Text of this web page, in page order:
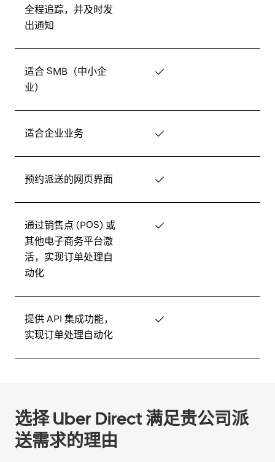
全程追踪，并及时发
出通知
适合 SMB（中小企
业）
✓
适合企业业务 ✓
预约派送的网页界面 ✓
通过销售点 (POS) 或
其他电子商务平台激
活，实现订单处理自
动化
✓
提供 API 集成功能，
实现订单处理自动化
✓
选择 Uber Direct 满足贵公司派
送需求的理由